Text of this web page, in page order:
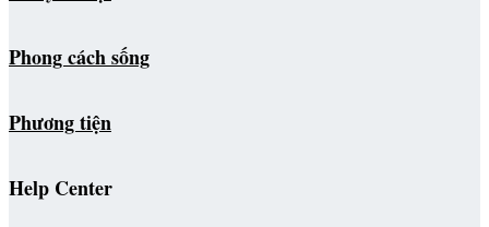
Phong cách sống
Phương tiện
Help Center